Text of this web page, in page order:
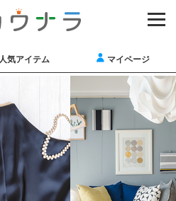
人気アイテム マイページ